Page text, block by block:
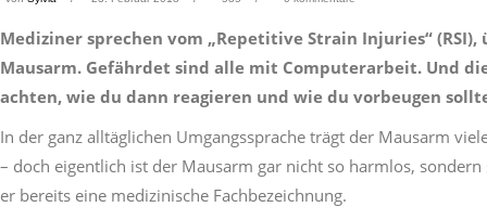
Mediziner sprechen vom „Repetitive Strain Injuries“
Mausarm. Gefährdet sind alle mit Computerarbeit. Und
achten, wie du dann reagieren und wie du vorbeugen
In der ganz alltäglichen Umgangssprache trägt der Mausarm
– doch eigentlich ist der Mausarm gar nicht so harmlos,
er bereits eine medizinische Fachbezeichnung.